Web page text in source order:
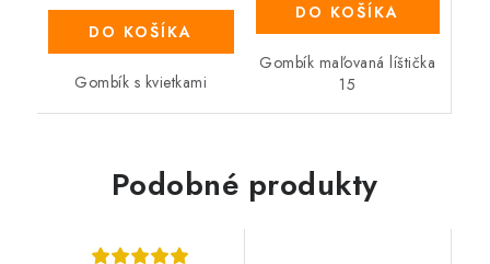
DO KOŠÍKA
Gombík s kvietkami
DO KOŠÍKA
Gombík maľovaná líštička
15
Podobné produkty